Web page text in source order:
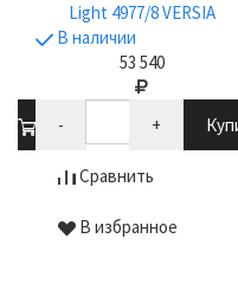
Light 4977/8 VERSIA
В наличии
53 540
- +
Сравнить
В избранное